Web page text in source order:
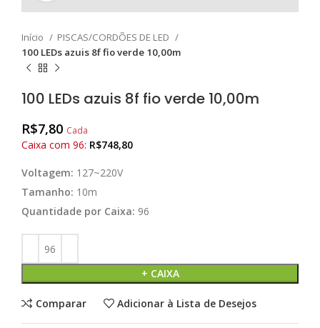
Início
PISCAS/CORDÕES DE LED
100 LEDs azuis 8f fio verde 10,00m
100 LEDs azuis 8f fio verde 10,00m
R$7,80 Cada
Caixa com 96: R$748,80
Voltagem: 127~220V
Tamanho: 10m
Quantidade por Caixa: 96
+ CAIXA
Comparar Adicionar à Lista de Desejos